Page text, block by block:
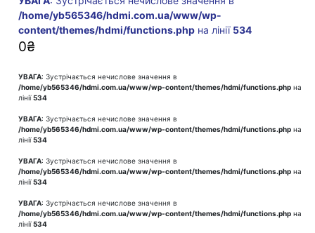
/home/yb565346/hdmi.com.ua/www/wp-
content/themes/hdmi/functions.php на лінії 534
0₴
УВАГА: Зустрічається нечислове значення в
/home/yb565346/hdmi.com.ua/www/wp-content/themes/hdmi/functions.php на
лінії534
УВАГА: Зустрічається нечислове значення в
/home/yb565346/hdmi.com.ua/www/wp-content/themes/hdmi/functions.php на
лінії534
УВАГА: Зустрічається нечислове значення в
/home/yb565346/hdmi.com.ua/www/wp-content/themes/hdmi/functions.php на
лінії534
УВАГА: Зустрічається нечислове значення в
/home/yb565346/hdmi.com.ua/www/wp-content/themes/hdmi/functions.php на
лінії534